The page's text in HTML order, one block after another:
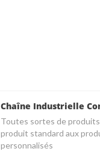
Chaîne Industrielle
Toutes sortes de
produit standard aux
personnalisés